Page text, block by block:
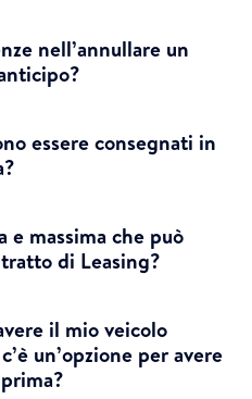
nell’annullare un
essere consegnati in
e massima che può
di Leasing?
il mio veicolo
un’opzione per avere